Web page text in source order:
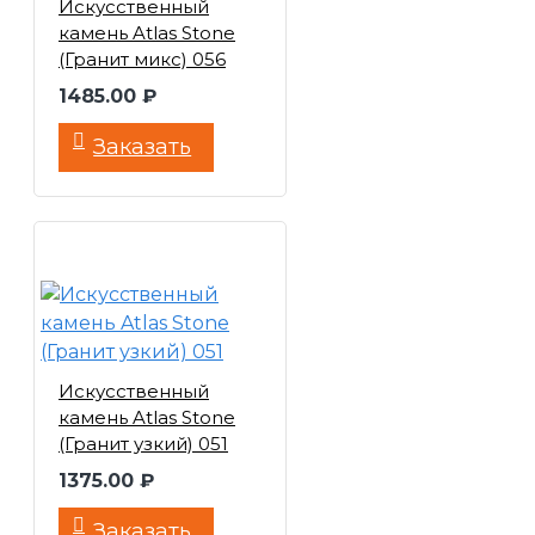
Розовый
Обожженный
Обожженный,
Бордовый, Оранжевый
Обожженный,
Коричневый
Обожженный, Оранжевый
Обожженный, Серый,
Темный
Оранжевый
Коричневый
Оранжевый, Коричневый,
Бежевый
Оранжевый,
Коричневый, Обожженный
Оранжевый,
Коричневый, Темный
Оранжевый, Обожженный
Розовый
Розовый,
Искусственный
камень Atlas Stone
(Гранит микс) 056
1485.00 ₽
Заказать
Искусственный
камень Atlas Stone
(Гранит узкий) 051
1375.00 ₽